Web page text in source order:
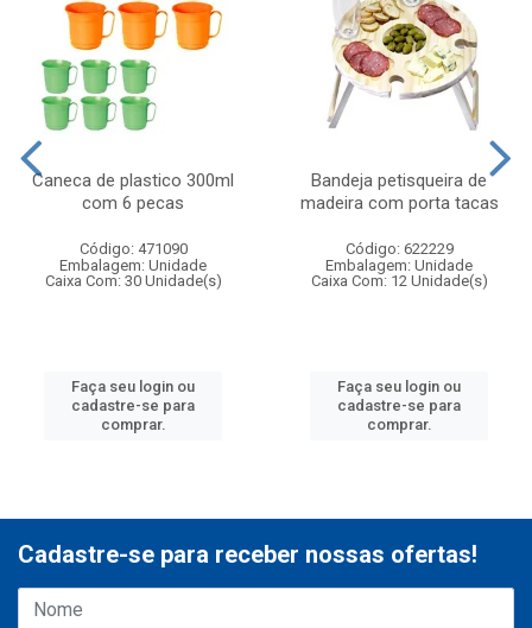
Caneca de plastico 300ml
com 6 pecas
Código: 471090
Embalagem: Unidade
Caixa Com: 30 Unidade(s)
Faça seu login ou
cadastre-se para
comprar.
Bandeja petisqueira de
madeira com porta tacas
Código: 622229
Embalagem: Unidade
Caixa Com: 12 Unidade(s)
Faça seu login ou
cadastre-se para
comprar.
Cadastre-se para receber nossas ofertas!